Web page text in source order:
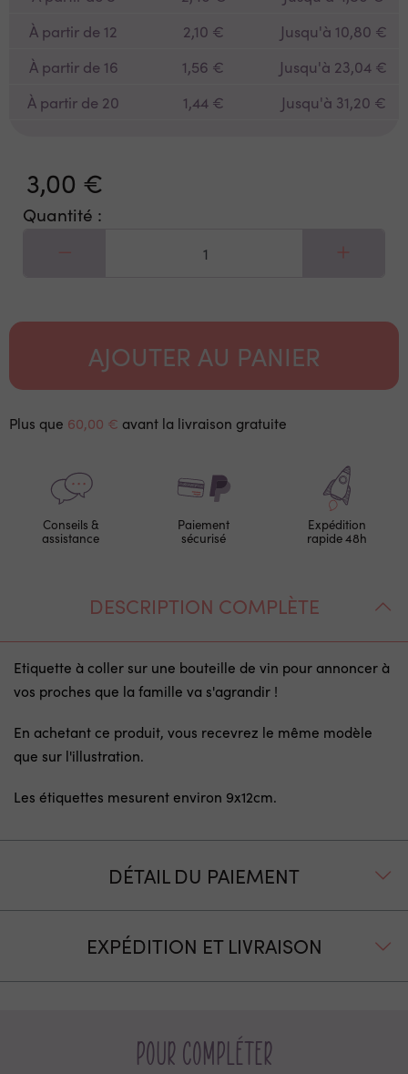
À partir de 12
2,10 €
Jusqu'à 10,80 €
À partir de 16
1,56 €
Jusqu'à 23,04 €
À partir de 20
1,44 € Jusqu'à 31,20 €
3,00 €
Quantité :
AJOUTER AU PANIER
Plus que 60,00 € avant la livraison gratuite
Conseils &
assistance
Paiement
sécurisé
Expédition
rapide 48h
DESCRIPTION COMPLÈTE
Etiquette à coller sur une bouteille de vin pour annoncer à
vos proches que la famille va s'agrandir !
En achetant ce produit, vous recevrez le même modèle
que sur l'illustration.
Les étiquettes mesurent environ 9x12cm.
DÉTAIL DU PAIEMENT
EXPÉDITION ET LIVRAISON
Pour compléter